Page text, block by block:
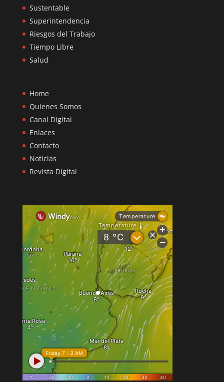
Sustentable
Superintendencia
Riesgos del Trabajo
Tiempo Libre
Salud
Home
Quienes Somos
Canal Digital
Enlaces
Contacto
Noticias
Revista Digital